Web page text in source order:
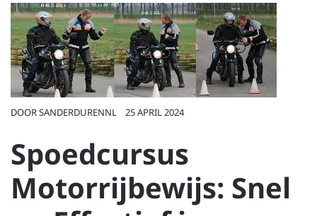
DOORSANDERDURENNL 25 APRIL 2024
Spoedcursus
Motorrijbewijs: Snel